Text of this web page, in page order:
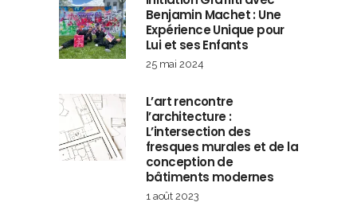
Benjamin Machet : Une
Expérience Unique pour
Lui et ses Enfants
25 mai 2024
L’art rencontre
l’architecture :
L’intersection des
fresques murales et de la
conception de
bâtiments modernes
1 août 2023